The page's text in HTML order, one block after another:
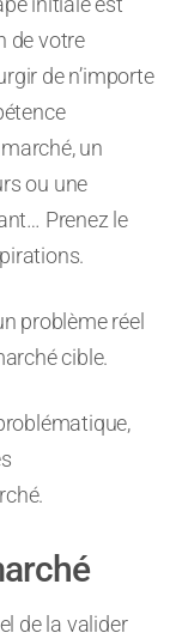
de votre
de n’importe
un
ou une
Prenez le
problème réel
cible.
de la valider